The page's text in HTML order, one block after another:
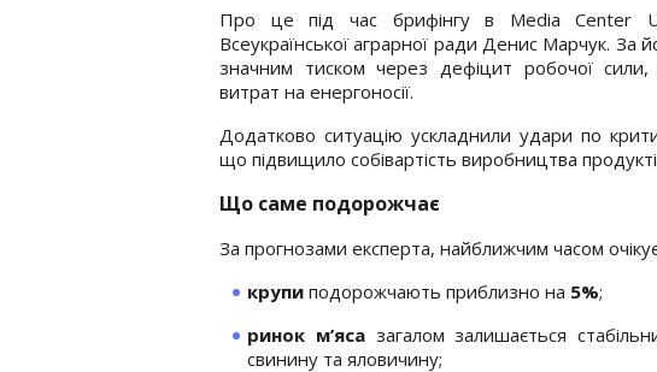
Про це під час брифінгу в Media Center
Всеукраїнської аграрної ради Денис Марчук. За
значним тиском через дефіцит робочої сили,
витрат на енергоносії.
Додатково ситуацію ускладнили удари по
що підвищило собівартість виробництва
Що саме подорожчає
За прогнозами експерта, найближчим часом
крупи подорожчають приблизно на 5%;
ринок м’ясазагалом залишається
свинину та яловичину;